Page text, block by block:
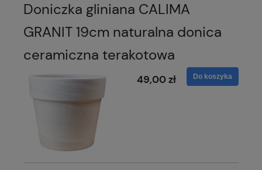
Doniczka gliniana CALIMA
GRANIT 19cm naturalna donica
ceramiczna terakotowa
49,00 zł Do koszyka